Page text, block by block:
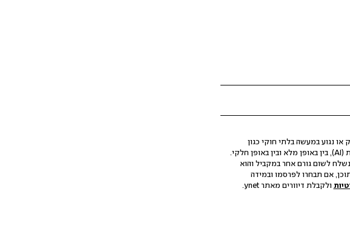
נגוע במעשה בלתי חוקי כגון
הסגת גבול ופגיעה בפרטיות. התוכן לא הופק, לא נערך ולא עבר כל עיבוד באמצעות בינה מלאכותית (AI), בין באופן מלא ובין באופן חלקי.
לשום גורם אחר במקביל והוא
אם תבחרו לפרסמו ובמידה
ולקבלת דיוורים מאתר ynet.